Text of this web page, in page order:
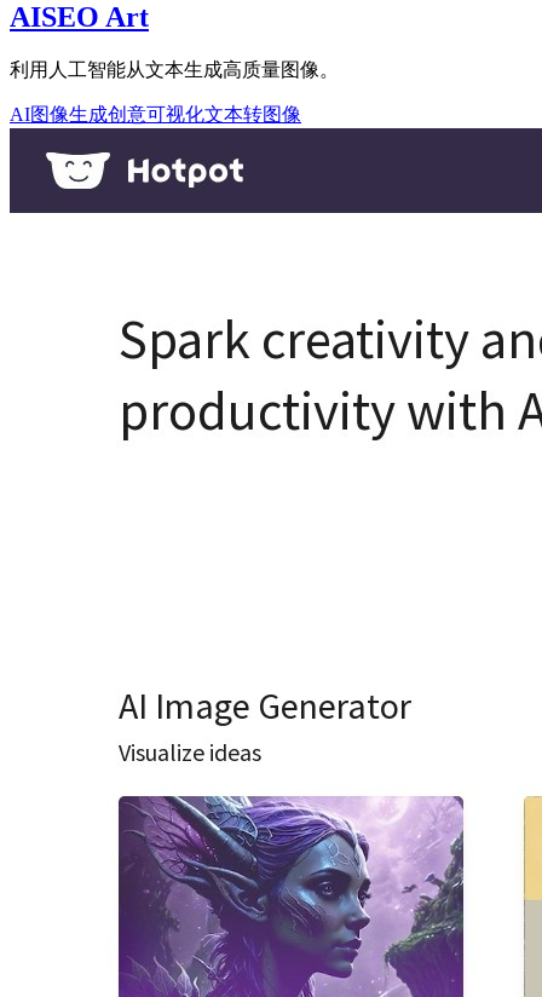
AISEO Art
利用人工智能从文本生成高质量图像。
AI图像生成创意可视化文本转图像